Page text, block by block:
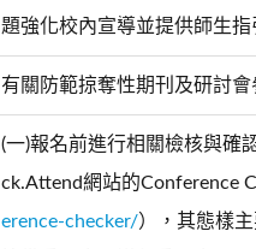
題強化校內宣導並提供師生指
有關防範掠奪性期刊及研討會
(一)報名前進行相關檢核與確
ck.Attend網站的Conference
erence-checker/），其態樣